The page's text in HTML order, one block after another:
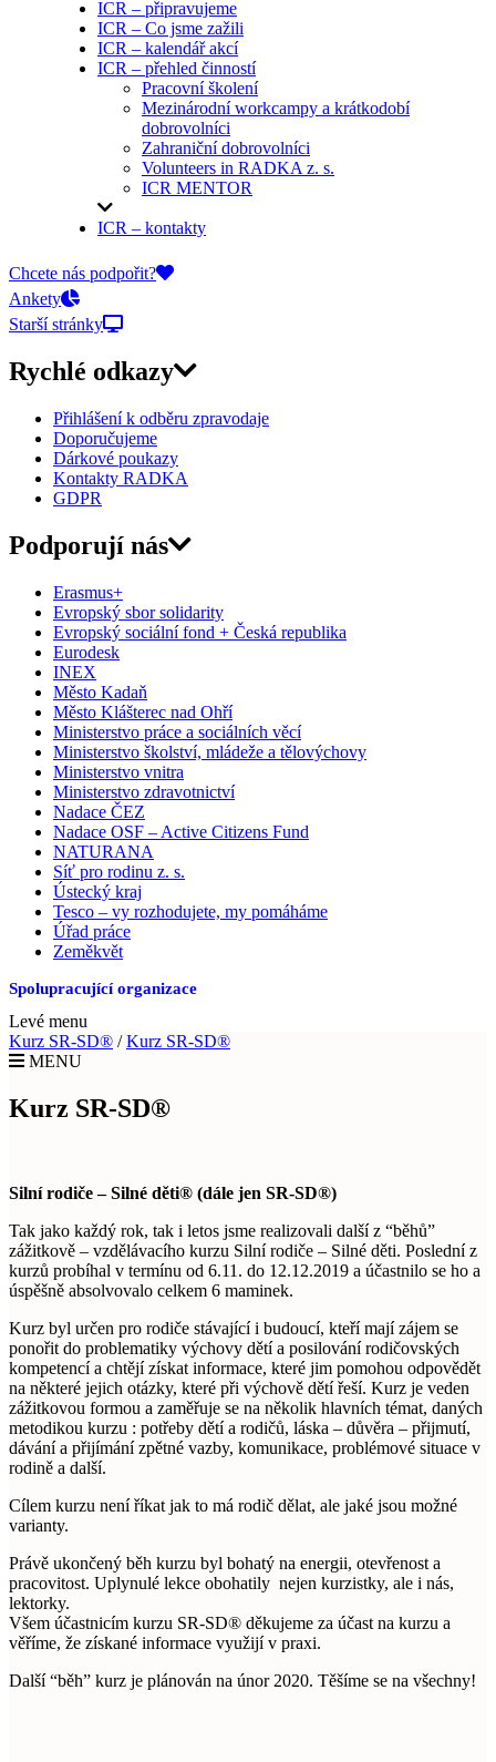
ICR – připravujeme
ICR – Co jsme zažili
ICR – kalendář akcí
ICR – přehled činností
Pracovní školení
Mezinárodní workcampy a krátkodobí
dobrovolníci
Zahraniční dobrovolníci
Volunteers in RADKA z. s.
ICR MENTOR
ICR – kontakty
On-line přihlášky
Chcete nás podpořit?
Ankety
Starší stránky
Rychlé odkazy
Přihlášení k odběru zpravodaje
Doporučujeme
Dárkové poukazy
Kontakty RADKA
GDPR
Podporují nás
Erasmus+
Evropský sbor solidarity
Evropský sociální fond + Česká republika
Eurodesk
INEX
Město Kadaň
Město Klášterec nad Ohří
Ministerstvo práce a sociálních věcí
Ministerstvo školství, mládeže a tělovýchovy
Ministerstvo vnitra
Ministerstvo zdravotnictví
Nadace ČEZ
Nadace OSF – Active Citizens Fund
NATURANA
Síť pro rodinu z. s.
Ústecký kraj
Tesco – vy rozhodujete, my pomáháme
Úřad práce
Zeměkvět
Spolupracující organizace
Levé menu
Kurz SR-SD® /Kurz SR-SD®
MENU
Kurz SR-SD®
Silní rodiče – Silné děti® (dále jen SR-SD®)
Tak jako každý rok, tak i letos jsme realizovali další z “běhů”
zážitkově – vzdělávacího kurzu Silní rodiče – Silné děti. Poslední z
kurzů probíhal v termínu od 6.11. do 12.12.2019 a účastnilo se ho a
úspěšně absolvovalo celkem 6 maminek.
Kurz byl určen pro rodiče stávající i budoucí, kteří mají zájem se
ponořit do problematiky výchovy dětí a posilování rodičovských
kompetencí a chtějí získat informace, které jim pomohou odpovědět
na některé jejich otázky, které při výchově dětí řeší. Kurz je veden
zážitkovou formou a zaměřuje se na několik hlavních témat, daných
metodikou kurzu : potřeby dětí a rodičů, láska – důvěra – přijmutí,
dávání a přijímání zpětné vazby, komunikace, problémové situace v
rodině a další.
Cílem kurzu není říkat jak to má rodič dělat, ale jaké jsou možné
varianty.
Právě ukončený běh kurzu byl bohatý na energii, otevřenost a
pracovitost. Uplynulé lekce obohatily nejen kurzistky, ale i nás,
lektorky.
Všem účastnicím kurzu SR-SD® děkujeme za účast na kurzu a
věříme, že získané informace využijí v praxi.
Další “běh” kurz je plánován na únor 2020. Těšíme se na všechny!